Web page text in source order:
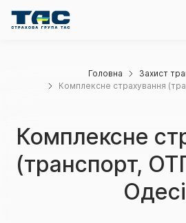
Головна
Захист
Комплексне страхування
Комплексне
(транспорт,
Одесі